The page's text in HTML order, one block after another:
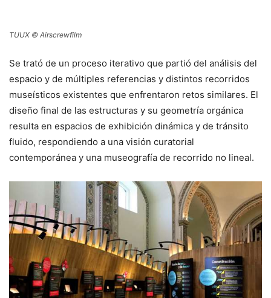
TUUX © Airscrewfilm
Se trató de un proceso iterativo que partió del análisis del
espacio y de múltiples referencias y distintos recorridos
museísticos existentes que enfrentaron retos similares. El
diseño final de las estructuras y su geometría orgánica
resulta en espacios de exhibición dinámica y de tránsito
fluido, respondiendo a una visión curatorial
contemporánea y una museografía de recorrido no lineal.